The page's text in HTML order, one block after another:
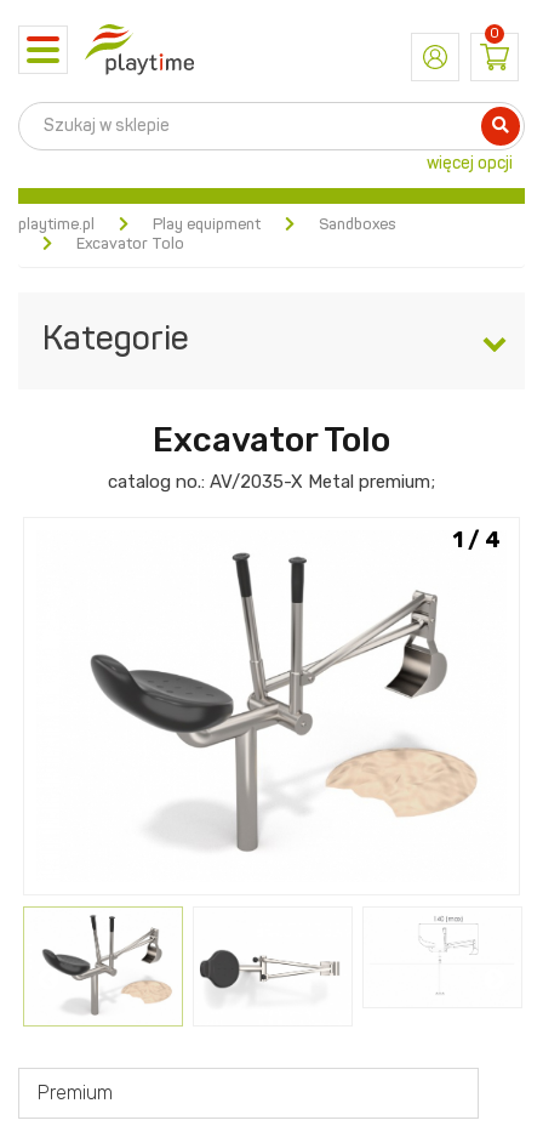
Toggle
navigation
0
więcej opcji
playtime.pl Play equipment
Sandboxes
Excavator Tolo
Kategorie
Excavator Tolo
catalog no.: AV/2035-X Metal premium;
1 / 4
Premium